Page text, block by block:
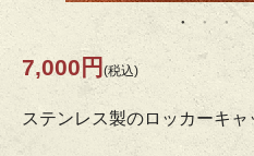
7,000円 (税込)
ステンレス製のロッカーキャ